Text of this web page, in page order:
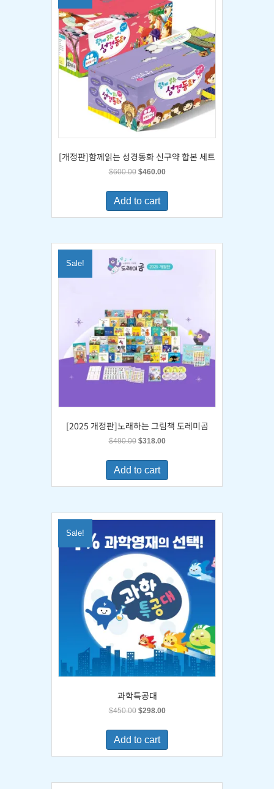
[개정판]함께읽는 성경동화 신구약 합본 세트
$600.00 Original
was:
$600.00.
$460.00Current
is:
Add to cart
Sale!
[2025 개정판]노래하는 그림책 도레미곰
$490.00 Original
was:
$490.00.
$318.00Current
is:
Add to cart
Sale!
과학특공대
$450.00 Original
was:
$450.00.
$298.00Current
is:
Add to cart